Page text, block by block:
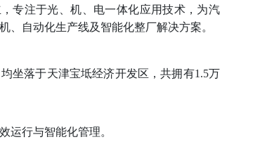
专注于光、机、电一体化应用技术，为汽
自动化生产线及智能化整厂解决方案。
坐落于天津宝坻经济开发区，共拥有1.5万
运行与智能化管理。